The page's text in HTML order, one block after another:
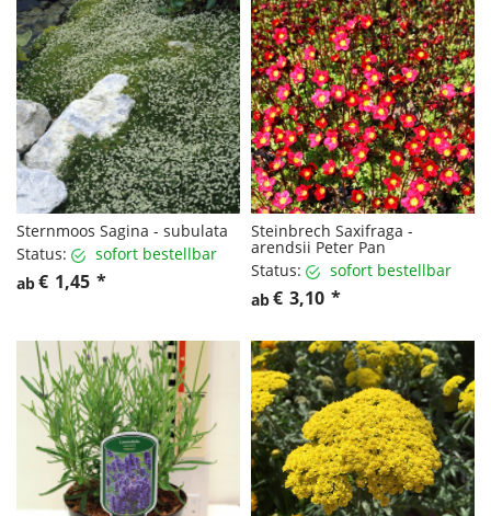
Sternmoos Sagina - subulata
Status:
sofort bestellbar
ab€ 1,45 *
Steinbrech Saxifraga -
arendsii Peter Pan
Status:
sofort bestellbar
ab€ 3,10 *